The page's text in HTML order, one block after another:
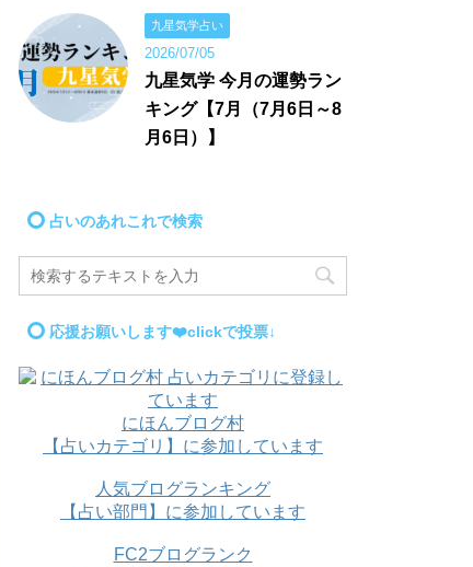
九星気学占い
2026/07/05
九星気学 今月の運勢ラン
キング【7月（7月6日～8
月6日）】
占いのあれこれで検索
応援お願いします❤️clickで投票↓
にほんブログ村
【占いカテゴリ】に参加しています
人気ブログランキング
【占い部門】に参加しています
FC2ブログランク